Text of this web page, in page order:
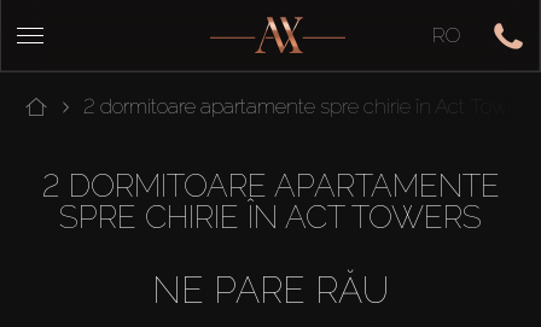
RO
2 dormitoare apartamente spre chirie în Act Towers
2 DORMITOARE APARTAMENTE
SPRE CHIRIE ÎN ACT TOWERS
NE PARE RĂU